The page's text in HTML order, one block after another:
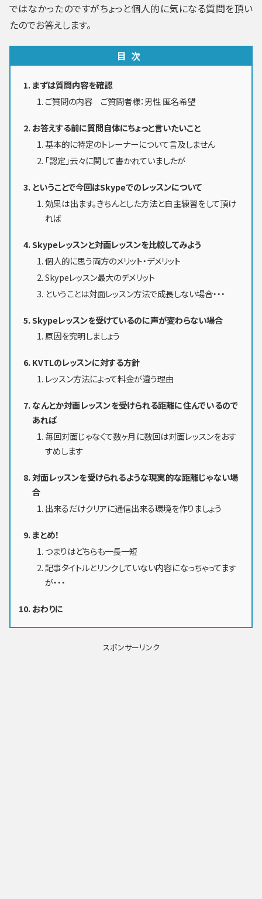
ではなかったのですがちょっと個人的に気になる質問を頂い
たのでお答えします。
目次
まずは質問内容を確認
ご質問の内容 ご質問者様：男性 匿名希望
お答えする前に質問自体にちょっと言いたいこと
基本的に特定のトレーナーについて言及しません
「認定」云々に関して書かれていましたが
ということで今回はSkypeでのレッスンについて
効果は出ます。きちんとした方法と自主練習をして頂け
れば
Skypeレッスンと対面レッスンを比較してみよう
個人的に思う両方のメリット・デメリット
Skypeレッスン最大のデメリット
ということは対面レッスン方法で成長しない場合・・・
Skypeレッスンを受けているのに声が変わらない場合
原因を究明しましょう
KVTLのレッスンに対する方針
レッスン方法によって料金が違う理由
なんとか対面レッスンを受けられる距離に住んでいるので
あれば
毎回対面じゃなくて数ヶ月に数回は対面レッスンをおす
すめします
対面レッスンを受けられるような現実的な距離じゃない場
合
出来るだけクリアに通信出来る環境を作りましょう
まとめ！
つまりはどちらも一長一短
記事タイトルとリンクしていない内容になっちゃってます
が・・・
おわりに
スポンサーリンク